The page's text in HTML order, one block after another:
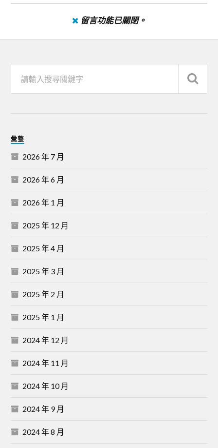
留言功能已關閉。
彙整
2026 年 7 月
2026 年 6 月
2026 年 1 月
2025 年 12 月
2025 年 4 月
2025 年 3 月
2025 年 2 月
2025 年 1 月
2024 年 12 月
2024 年 11 月
2024 年 10 月
2024 年 9 月
2024 年 8 月